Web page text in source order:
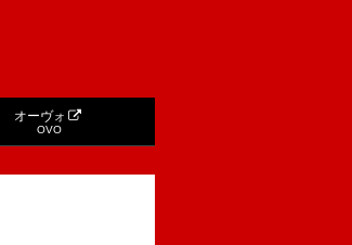
オーヴォ
OVO